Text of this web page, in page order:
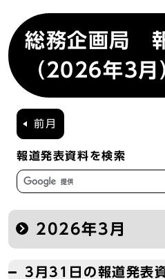
総務企画局
（2026年3月
前月
報道発表資料を検索
2026年3月
3月31日の報道発表